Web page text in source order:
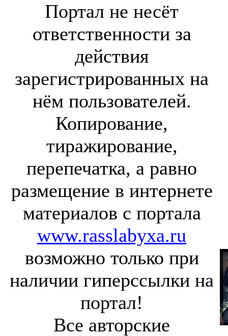
Портал не несёт
ответственности за
действия
зарегистрированных на
нём пользователей.
Копирование,
тиражирование,
перепечатка, а равно
размещение в интернете
материалов с портала
www.rasslabyxa.ru
возможно только при
наличии гиперссылки на
портал!
Все авторские